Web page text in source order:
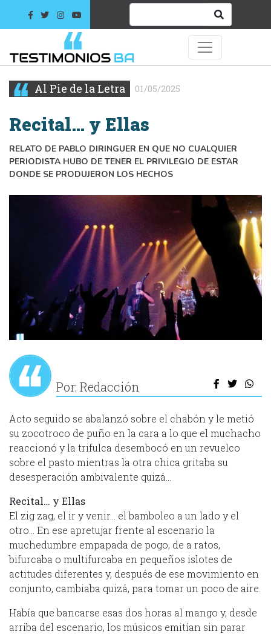
Al Pie de la Letra 01/05/2025
Recital… y Ellas
RELATO DE PABLO DIRINGUER EN QUE NO CUALQUIER
PERIODISTA HUBO DE TENER EL PRIVILEGIO DE ESTAR
DONDE SE PRODUJERON LOS HECHOS
Por: Redacción
Acto seguido se abalanzó sobre el chabón y le metió
su zocotroco de puño en la cara a lo que el muchacho
reaccionó y la trifulca desembocó en un revuelco
sobre el pasto mientras la otra chica gritaba su
desesperación ambivalente quizá…
Recital… y Ellas
El zig zag, el ir y venir… el bamboleo a un lado y el
otro… En ese apretujar frente al escenario la
muchedumbre empapada de pogo, de a ratos,
bifurcaba o multifurcaba en pequeños islotes de
actitudes diferentes y, después de ese movimiento en
conjunto, cambiaba quizá, para tomar un poco de aire.
Había que bancarse esas dos horas al mango y, desde
arriba del escenario, los músicos emitían sin parar